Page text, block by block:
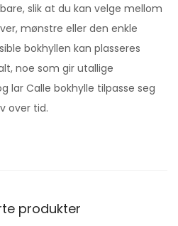
slik at du kan velge mellom
mønstre eller den enkle
bokhyllen kan plasseres
noe som gir utallige
lar Calle bokhylle tilpasse seg
over tid.
produkter